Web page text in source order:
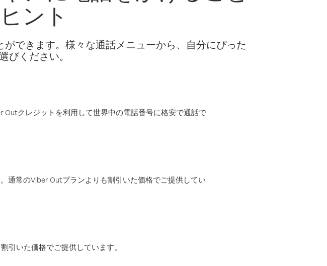
ント
できます。様々な通話メニューから、自分にぴった
びください。
クレジットを利用して世界中の電話番号に格安で通話で
通常のViber Outプランよりも割引いた価格でご提供してい
引いた価格でご提供しています。